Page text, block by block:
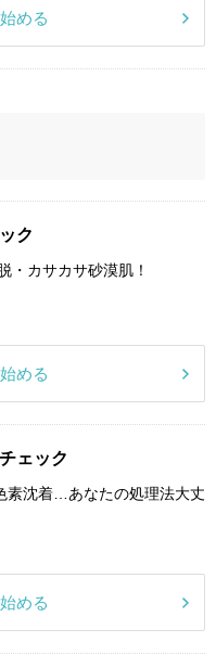
める
ク
・カサカサ砂漠肌！
める
ェック
素沈着…あなたの処理法大丈
める